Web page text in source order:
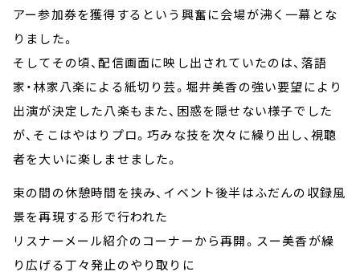
アー参加券を獲得するという興奮に会場が沸く一幕とな
りました。
そしてその頃、配信画面に映し出されていたのは、落語
家・林家八楽による紙切り芸。堀井美香の強い要望により
出演が決定した八楽もまた、困惑を隠せない様子でした
が、そこはやはりプロ。巧みな技を次々に繰り出し、視聴
者を大いに楽しませました。
束の間の休憩時間を挟み、イベント後半はふだんの収録風
景を再現する形で行われた
リスナーメール紹介のコーナーから再開。スー美香が繰
り広げる丁々発止のやり取りに